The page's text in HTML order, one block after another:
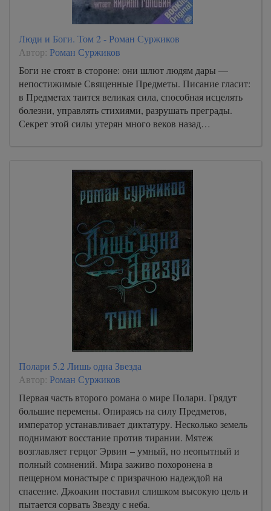
Люди и Боги. Том 2 - Роман Суржиков
Автор: Роман Суржиков
Боги не стоят в стороне: они шлют людям дары —
непостижимые Священные Предметы. Писание гласит:
в Предметах таится великая сила, способная исцелять
болезни, управлять стихиями, разрушать преграды.
Секрет этой силы утерян много веков назад…
Полари 5.2 Лишь одна Звезда
Автор: Роман Суржиков
Первая часть второго романа о мире Полари. Грядут
большие перемены. Опираясь на силу Предметов,
император устанавливает диктатуру. Несколько земель
поднимают восстание против тирании. Мятеж
возглавляет герцог Эрвин – умный, но неопытный и
полный сомнений. Мира заживо похоронена в
пещерном монастыре с призрачною надеждой на
спасение. Джоакин поставил слишком высокую цель и
пытается сорвать Звезду с неба.